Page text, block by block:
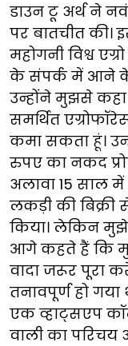
डाउन टू अर्थ ने
पर बातचीत की।
महोगनी विश्व
के संपर्क में आने के
उन्होंने मुझसे कहा
समर्थित
कमा सकता हूं।
रुपए का नकद
अलावा 15 साल
लकड़ी की बिक्री
किया। लेकिन मुझे
आगे कहते हैं कि
वादा जरूर पूरा
तनावपूर्ण हो गया
एक व्हाट्सएप
वाली का परिचय